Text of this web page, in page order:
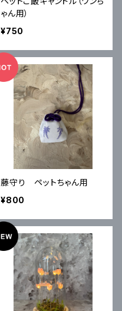
ゃん用）
¥750
藤守り ペットちゃん用
¥800